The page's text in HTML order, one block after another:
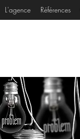
L'agence Références